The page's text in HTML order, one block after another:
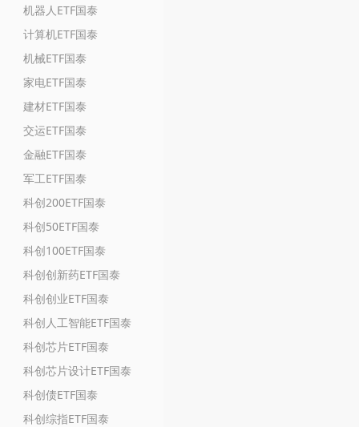
机器人ETF国泰
计算机ETF国泰
机械ETF国泰
家电ETF国泰
建材ETF国泰
交运ETF国泰
金融ETF国泰
军工ETF国泰
科创200ETF国泰
科创50ETF国泰
科创100ETF国泰
科创创新药ETF国泰
科创创业ETF国泰
科创人工智能ETF国泰
科创芯片ETF国泰
科创芯片设计ETF国泰
科创债ETF国泰
科创综指ETF国泰